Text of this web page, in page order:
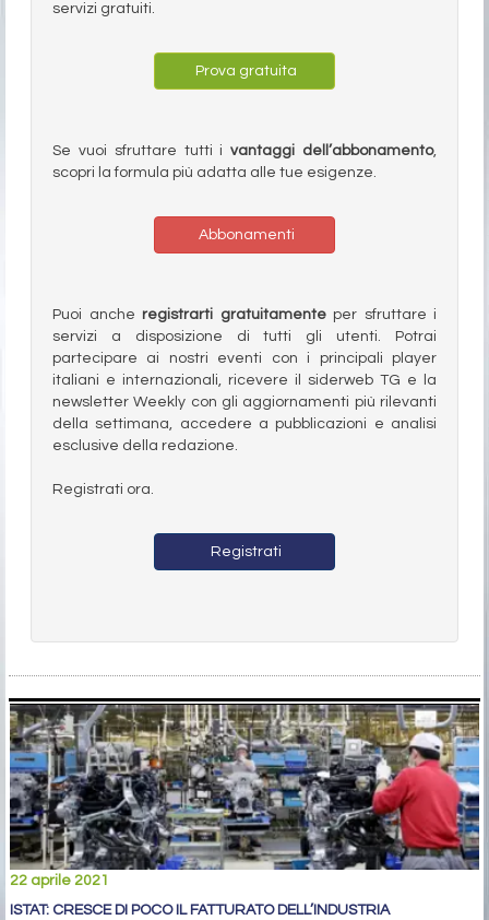
servizi gratuiti.
Prova gratuita
Se vuoi sfruttare tutti ivantaggi dell’abbonamento,
scopri la formula più adatta alle tue esigenze.
Abbonamenti
Puoi anche registrarti gratuitamenteper sfruttare i
servizi a disposizione di tutti gli utenti. Potrai
partecipare ai nostri eventi con i principali player
italiani e internazionali, ricevere il siderweb TG e la
newsletter Weekly con gli aggiornamenti più rilevanti
della settimana, accedere a pubblicazioni e analisi
esclusive della redazione.
Registrati ora.
Registrati
22 aprile 2021
ISTAT: CRESCE DI POCO IL FATTURATO DELL’INDUSTRIA